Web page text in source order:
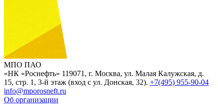
МПО ПАО
«НК «Роснефть» 119071, г. Москва, ул. Малая Калужская, д.
15, стр. 1, 3-й этаж (вход с ул. Донская, 32). +7(495) 955-90-04
info@mporosneft.ru
Об организации